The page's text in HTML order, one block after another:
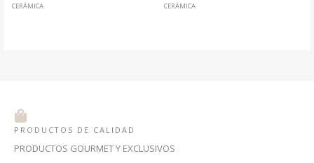
CERÁMICA CERÁMICA
PRODUCTOS DE CALIDAD
PRODUCTOS GOURMET Y EXCLUSIVOS